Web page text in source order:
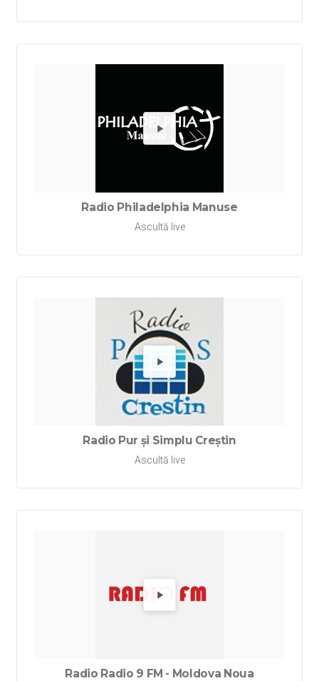
Redă
Radio Philadelphia Manuse
Ascultă live
Redă
Radio Pur și Simplu Creștin
Ascultă live
Redă
Radio Radio 9 FM - Moldova Noua